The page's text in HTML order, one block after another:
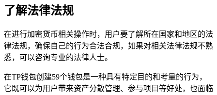
了解法律法规
在进行加密货币相关操作时，用户要了解所在国家和地区的法
律法规，确保自己的行为合法合规，如果对相关法律法规不熟
悉，可以咨询专业的法律人士。
在TP钱包创建59个钱包是一种具有特定目的和考量的行为，
它既可以为用户带来资产分散管理、参与项目等好处，也面临